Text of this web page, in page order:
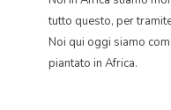
tutto questo, per
Noi qui oggi siamo
piantato in Africa.